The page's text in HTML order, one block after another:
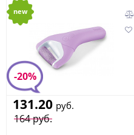
new
-20%
164 руб.
131.20 руб.